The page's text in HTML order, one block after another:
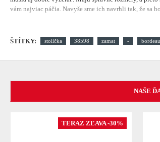
vám najviac páčia. Navyše sme ich navrhli tak, že sa
ŠTÍTKY: stolička 38598 zamat -
NAŠE
TERAZ ZĽAVA -30%